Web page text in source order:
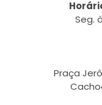
Seg.
Praça